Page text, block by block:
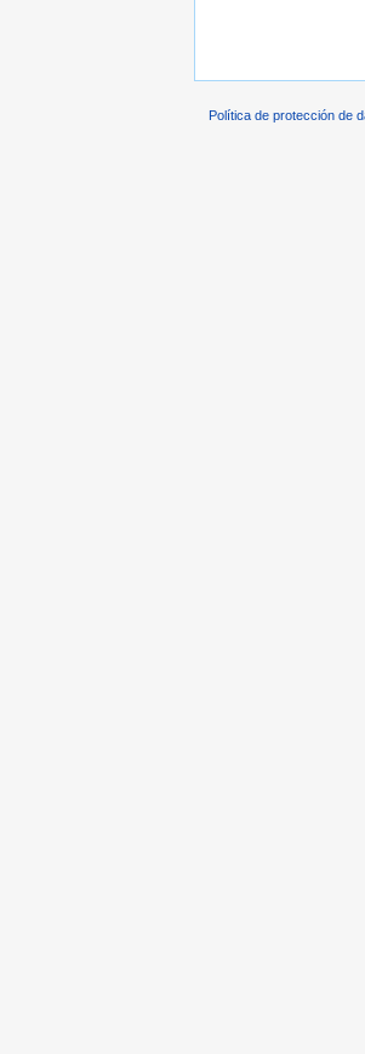
Política de protección de